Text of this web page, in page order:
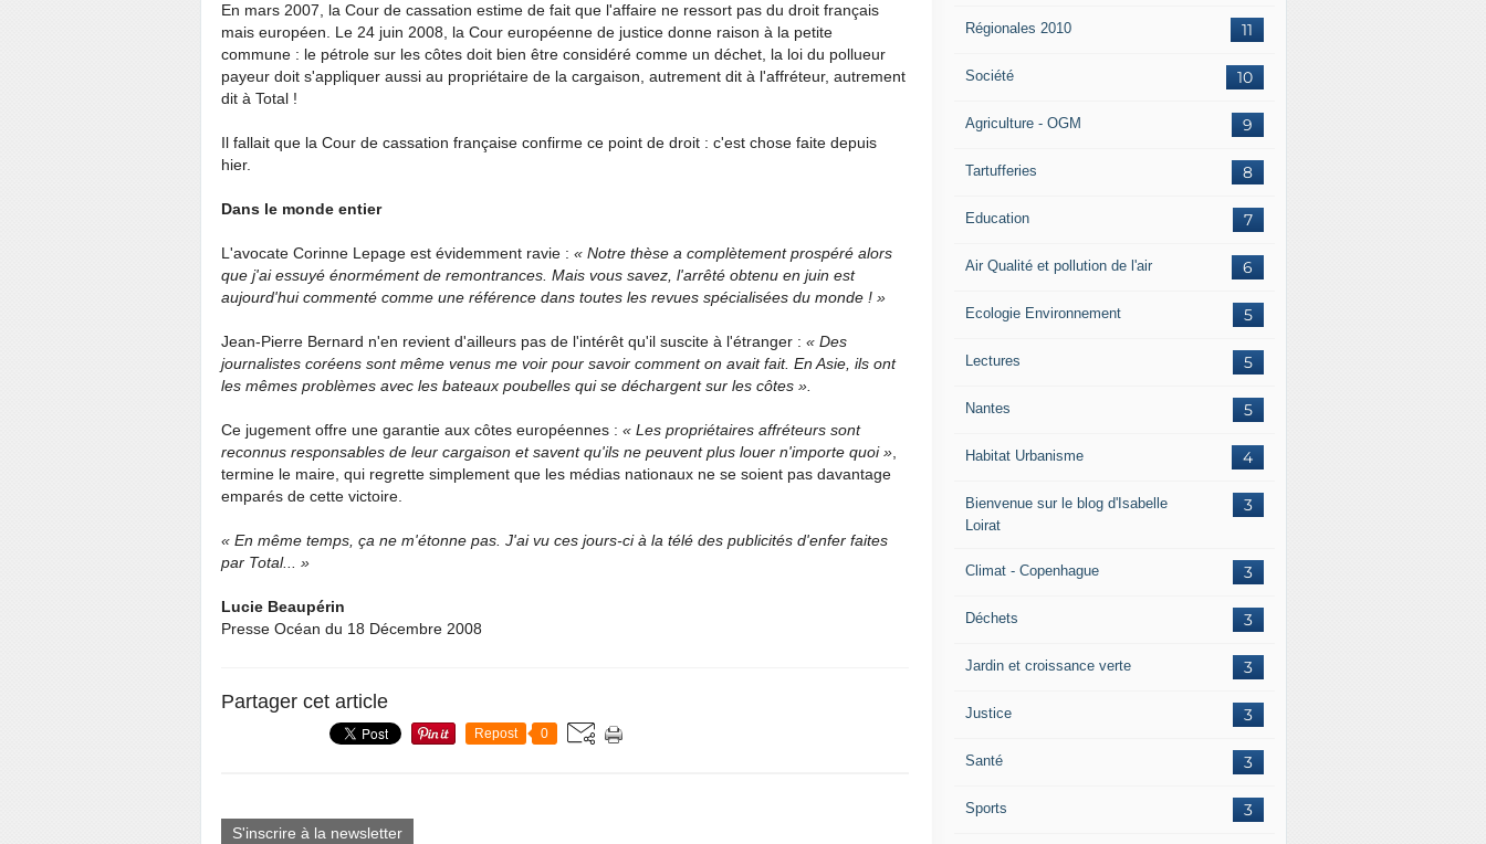
En mars 2007, la Cour de cassation estime de fait que l'affaire ne ressort pas du droit français
mais européen. Le 24 juin 2008, la Cour européenne de justice donne raison à la petite
commune : le pétrole sur les côtes doit bien être considéré comme un déchet, la loi du pollueur
payeur doit s'appliquer aussi au propriétaire de la cargaison, autrement dit à l'affréteur, autrement
dit à Total !
Il fallait que la Cour de cassation française confirme ce point de droit : c'est chose faite depuis
hier.
Dans le monde entier
L'avocate Corinne Lepage est évidemment ravie : « Notre thèse a complètement prospéré alors
que j'ai essuyé énormément de remontrances. Mais vous savez, l'arrêté obtenu en juin est
aujourd'hui commenté comme une référence dans toutes les revues spécialisées du monde ! »
Jean-Pierre Bernard n'en revient d'ailleurs pas de l'intérêt qu'il suscite à l'étranger : « Des
journalistes coréens sont même venus me voir pour savoir comment on avait fait. En Asie, ils ont
les mêmes problèmes avec les bateaux poubelles qui se déchargent sur les côtes ».
Ce jugement offre une garantie aux côtes européennes : « Les propriétaires affréteurs sont
reconnus responsables de leur cargaison et savent qu'ils ne peuvent plus louer n'importe quoi »
termine le maire, qui regrette simplement que les médias nationaux ne se soient pas davantage
emparés de cette victoire.
« En même temps, ça ne m'étonne pas. J'ai vu ces jours-ci à la télé des publicités d'enfer faites
par Total... »
Lucie Beaupérin
Presse Océan du 18 Décembre 2008
Partager cet article
Repost 0
S'inscrire à la newsletter
11
Régionales 2010
10
Société
9
Agriculture - OGM
8
Tartufferies
7
Education
6
Air Qualité et pollution de l'air
5
Ecologie Environnement
5
Lectures
5
Nantes
4
Habitat Urbanisme
3
Bienvenue sur le blog d'Isabelle
Loirat
3
Climat - Copenhague
3
Déchets
3
Jardin et croissance verte
3
Justice
3
Santé
3
Sports